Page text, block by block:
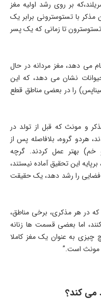
بر روی رشد اولیه مغز
مذکر با تستوسترونی برابر یک
تستوسترون تا زمانی که یک پسر
می دهد، مغز مردانه در حال
نشان می دهد، که این
را در بعضی مناطق قطع
و مونث که قبل از تولد در
هردو گروه، بلافاصله پس از
خم) بهتر عمل کردند. گرچه
این تحقیق آماده نیستند،
فضایی را رشد دهد، یک حقیقت
در هر مذکری، برخی مناطق،
اما بعضی قسمت ها زنانه
به عنوان یک مغز کاملا
و مونث است.”
می کند؟